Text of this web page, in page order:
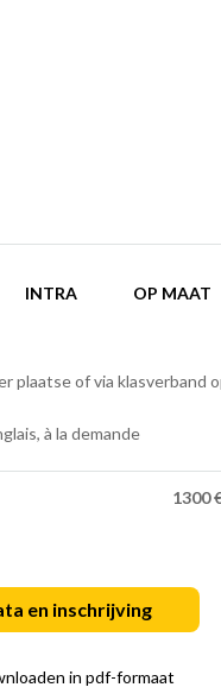
INTRA OP MAAT
plaatse of via klasverband
à la demande
1300
en inschrijving
in pdf-formaat